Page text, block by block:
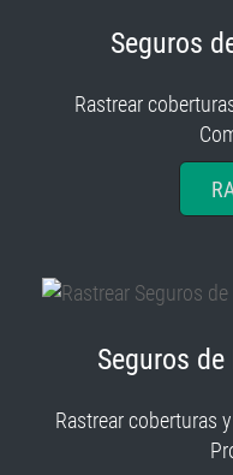
Seguros
Rastrear
Seguros de
Rastrear coberturas